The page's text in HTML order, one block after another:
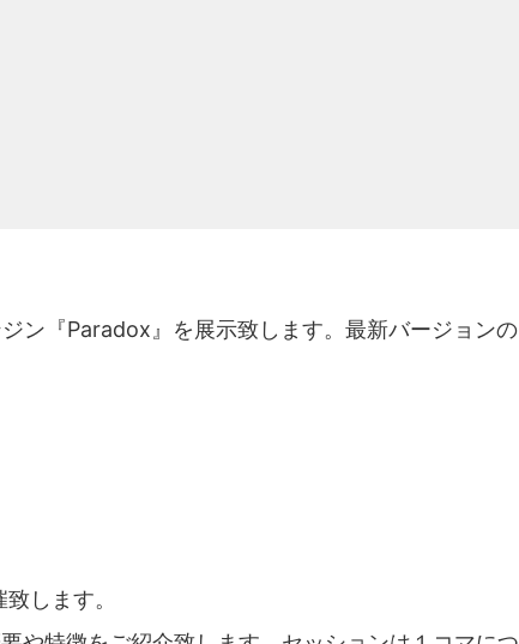
ン『Paradox』を展示致します。最新バージョンの
します。